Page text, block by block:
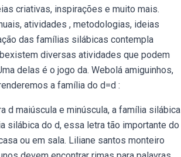
criativas, inspirações e muito mais.
atividades , metodologias, ideias
das famílias silábicas contempla
diversas atividades que podem
delas é o jogo da. Webolá amiguinhos,
a família do d=d :
d maiúscula e minúscula, a família silábica
silábica do d, essa letra tão importante do
ou em sala. Liliane santos monteiro